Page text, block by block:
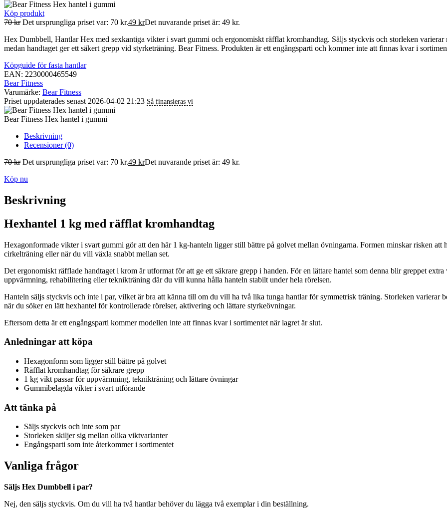
Köp produkt
70kr Det ursprungliga priset var: 70 kr.49 krDet nuvarande priset är: 49 kr.
Hex Dumbbell, Hantlar Hex med sexkantiga vikter i svart gummi och ergonomiskt räfflat kromhandtag. Säljs styckvis och storleken
medan handtaget ger ett säkert grepp vid styrketräning. Bear Fitness. Produkten är ett engångsparti och kommer inte att finnas kvar i
Köpguide för fasta hantlar
EAN: 2230000465549
Bear Fitness
Varumärke: Bear Fitness
Priset uppdaterades senast 2026-04-02 21:23 Så finansieras vi
Bear Fitness Hex hantel i gummi
Beskrivning
Recensioner (0)
70kr Det ursprungliga priset var: 70 kr.49 krDet nuvarande priset är: 49 kr.
Köp nu
Beskrivning
Hexhantel 1 kg med räfflat kromhandtag
Hexagonformade vikter i svart gummi gör att den här 1 kg-hanteln ligger still bättre på golvet mellan övningarna. Formen minskar risken
cirkelträning eller när du vill växla snabbt mellan set.
Det ergonomiskt räfflade handtaget i krom är utformat för att ge ett säkrare grepp i handen. För en lättare hantel som denna blir greppet
uppvärmning, rehabilitering eller teknikträning där du vill kunna hålla hanteln stabilt under hela rörelsen.
Hanteln säljs styckvis och inte i par, vilket är bra att känna till om du vill ha två lika tunga hantlar för symmetrisk träning. Storleken varierar
när du söker en lätt hexhantel för kontrollerade rörelser, aktivering och lättare styrkeövningar.
Eftersom detta är ett engångsparti kommer modellen inte att finnas kvar i sortimentet när lagret är slut.
Anledningar att köpa
Hexagonform som ligger still bättre på golvet
Räfflat kromhandtag för säkrare grepp
1 kg vikt passar för uppvärmning, teknikträning och lättare övningar
Gummibelagda vikter i svart utförande
Att tänka på
Säljs styckvis och inte som par
Storleken skiljer sig mellan olika viktvarianter
Engångsparti som inte återkommer i sortimentet
Vanliga frågor
Säljs Hex Dumbbell i par?
Nej, den säljs styckvis. Om du vill ha två hantlar behöver du lägga två exemplar i din beställning.